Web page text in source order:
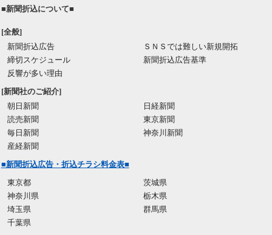
■新聞折込について■
[全般]
新聞折込広告
締切スケジュール
反響が多い理由
ＳＮＳでは難しい新規開拓
新聞折込広告基準
[新聞社のご紹介]
朝日新聞
読売新聞
毎日新聞
産経新聞
日経新聞
東京新聞
神奈川新聞
■新聞折込広告・折込チラシ料金表■
東京都
神奈川県
埼玉県
千葉県
茨城県
栃木県
群馬県